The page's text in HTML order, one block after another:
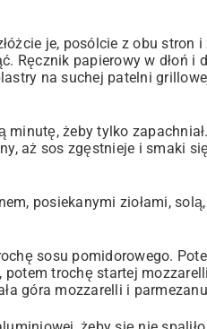
je, posólcie z obu stron
Ręcznik papierowy w dłoń i
na suchej patelni
żeby tylko
aż sos zgęstnieje i smaki
posiekanymi ziołami,
sosu pomidorowego.
trochę startej
góra mozzarelli i